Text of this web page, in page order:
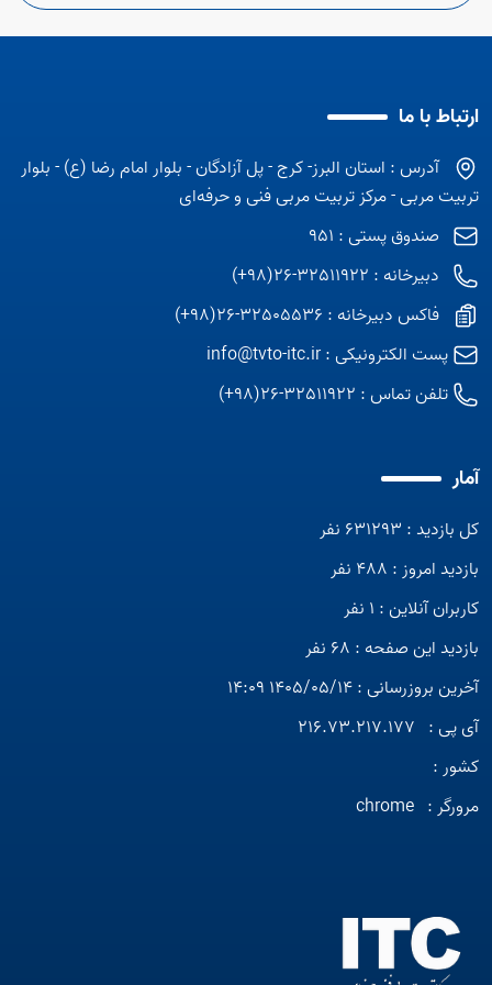
ارتباط با ما
آدرس : استان البرز- کرج - پل آزادگان - بلوار امام رضا (ع) - بلوار
تربیت مربی - مرکز تربیت مربی فنی و حرفه‌ای
صندوق پستی : 951
دبیرخانه : 32511922-26(98+)
فاکس دبیرخانه : 32505536-26(98+)
پست الکترونیکی :info@tvto-itc.ir
تلفن تماس : 32511922-26(98+)
آمار
کل بازدید : 631293 نفر
بازدید امروز : 488 نفر
کاربران آنلاین : 1 نفر
بازدید این صفحه : 68 نفر
آخرین بروزرسانی : 1405/05/14 14:09
آی پی : 216.73.217.177
کشور :
مرورگر : chrome